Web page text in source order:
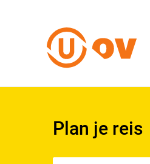
Plan je reis